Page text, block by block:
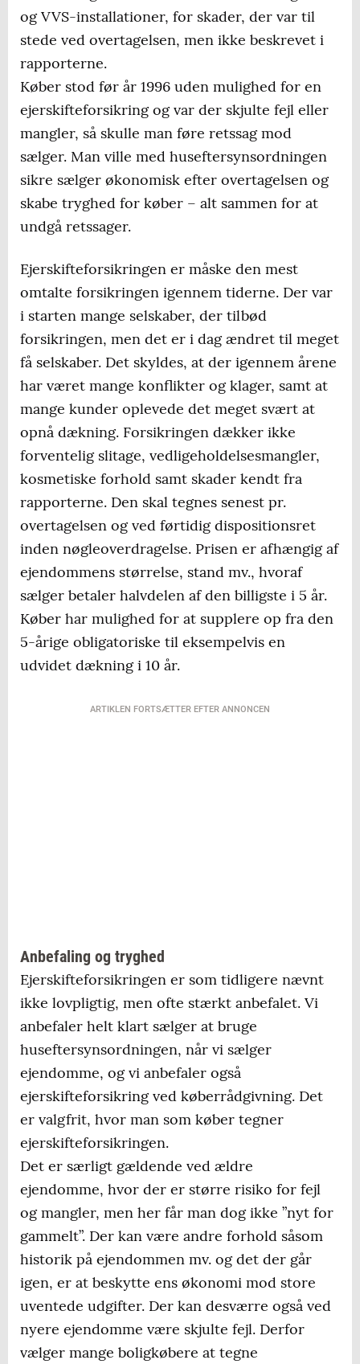
og VVS-installationer, for skader, der var til
stede ved overtagelsen, men ikke beskrevet i
rapporterne.
Køber stod før år 1996 uden mulighed for en
ejerskifteforsikring og var der skjulte fejl eller
mangler, så skulle man føre retssag mod
sælger. Man ville med huseftersynsordningen
sikre sælger økonomisk efter overtagelsen og
skabe tryghed for køber – alt sammen for at
undgå retssager.
Ejerskifteforsikringen er måske den mest
omtalte forsikringen igennem tiderne. Der var
i starten mange selskaber, der tilbød
forsikringen, men det er i dag ændret til meget
få selskaber. Det skyldes, at der igennem årene
har været mange konflikter og klager, samt at
mange kunder oplevede det meget svært at
opnå dækning. Forsikringen dækker ikke
forventelig slitage, vedligeholdelsesmangler,
kosmetiske forhold samt skader kendt fra
rapporterne. Den skal tegnes senest pr.
overtagelsen og ved førtidig dispositionsret
inden nøgleoverdragelse. Prisen er afhængig af
ejendommens størrelse, stand mv., hvoraf
sælger betaler halvdelen af den billigste i 5 år.
Køber har mulighed for at supplere op fra den
5-årige obligatoriske til eksempelvis en
udvidet dækning i 10 år.
ARTIKLEN FORTSÆTTER EFTER ANNONCEN
Anbefaling og tryghed
Ejerskifteforsikringen er som tidligere nævnt
ikke lovpligtig, men ofte stærkt anbefalet. Vi
anbefaler helt klart sælger at bruge
huseftersynsordningen, når vi sælger
ejendomme, og vi anbefaler også
ejerskifteforsikring ved køberrådgivning. Det
er valgfrit, hvor man som køber tegner
ejerskifteforsikringen.
Det er særligt gældende ved ældre
ejendomme, hvor der er større risiko for fejl
og mangler, men her får man dog ikke ”nyt for
gammelt”. Der kan være andre forhold såsom
historik på ejendommen mv. og det der går
igen, er at beskytte ens økonomi mod store
uventede udgifter. Der kan desværre også ved
nyere ejendomme være skjulte fejl. Derfor
vælger mange boligkøbere at tegne